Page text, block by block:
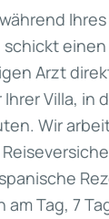
schickt
Arzt
Villa, in
Wir
am Tag, 7